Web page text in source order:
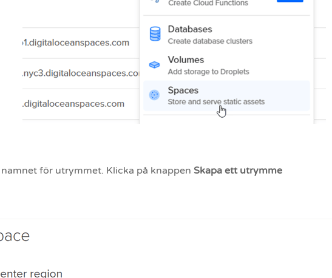
för utrymmet. Klicka på knappen Skapa ett utrymme